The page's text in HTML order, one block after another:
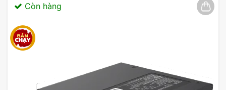
Còn hàng